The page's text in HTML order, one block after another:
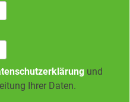
und
Ihrer Daten.